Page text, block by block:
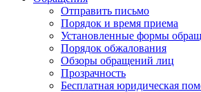
Отправить письмо
Порядок и время приема
Установленные формы
Порядок обжалования
Обзоры обращений лиц
Прозрачность
Бесплатная юридическая